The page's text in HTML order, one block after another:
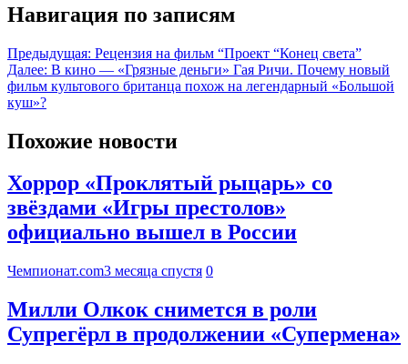
Навигация по записям
Предыдущая: Рецензия на фильм “Проект “Конец света”
Далее: В кино — «Грязные деньги» Гая Ричи. Почему новый
фильм культового британца похож на легендарный «Большой
куш»?
Похожие новости
Хоррор «Проклятый рыцарь» со
звёздами «Игры престолов»
официально вышел в России
Чемпионат.com3 месяца спустя 0
Милли Олкок снимется в роли
Супрегёрл в продолжении «Супермена»